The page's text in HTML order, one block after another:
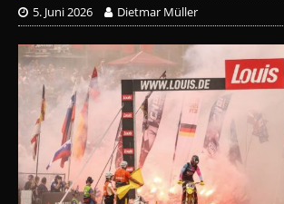
5. Juni 2026 Dietmar Müller